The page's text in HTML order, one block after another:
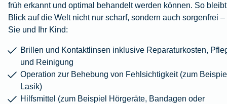
früh erkannt und optimal behandelt werden können. So
Blick auf die Welt nicht nur scharf, sondern auch sorgenfrei –
Sie und Ihr Kind:
Brillen und Kontaktlinsen inklusive Reparaturkosten,
und Reinigung
Operation zur Behebung von Fehlsichtigkeit (zum
Lasik)
Hilfsmittel (zum Beispiel Hörgeräte, Bandagen oder